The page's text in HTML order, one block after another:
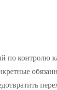
по контролю